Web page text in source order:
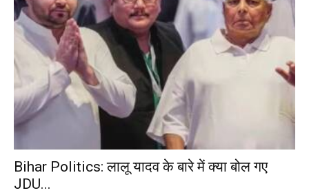
Bihar Politics: लालू यादव के बारे में क्या बोल गए
JDU...